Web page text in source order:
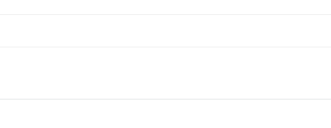
Ver menos